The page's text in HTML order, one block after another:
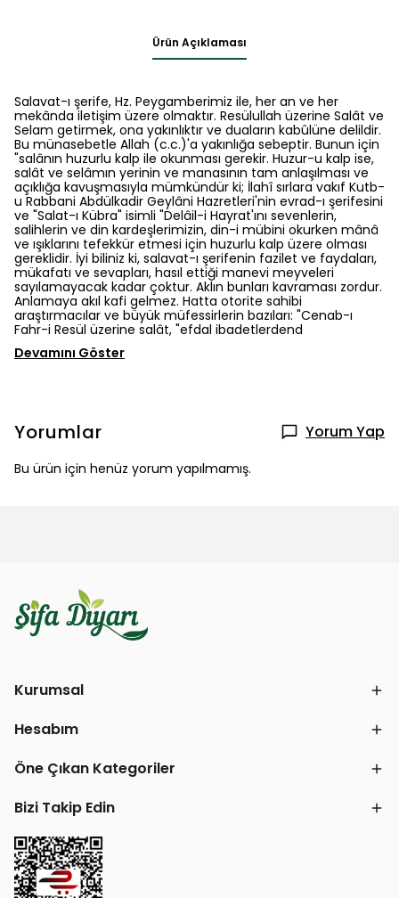
Ürün Açıklaması
Salavat-ı şerife, Hz. Peygamberimiz ile, her an ve her
mekânda iletişim üzere olmaktır. Resülullah üzerine Salât ve
Selam getirmek, ona yakınlıktır ve duaların kabûlüne delildir.
Bu münasebetle Allah (c.c.)'a yakınlığa sebeptir. Bunun için
"salânın huzurlu kalp ile okunması gerekir. Huzur-u kalp ise,
salât ve selâmın yerinin ve manasının tam anlaşılması ve
açıklığa kavuşmasıyla mümkündür ki; İlahî sırlara vakıf Kutb-
u Rabbani Abdülkadir Geylâni Hazretleri'nin evrad-ı şerifesini
ve "Salat-ı Kübra" isimli "Delâil-i Hayrat'ını sevenlerin,
salihlerin ve din kardeşlerimizin, din-i mübini okurken mânâ
ve ışıklarını tefekkür etmesi için huzurlu kalp üzere olması
gereklidir. İyi biliniz ki, salavat-ı şerifenin fazilet ve faydaları,
mükafatı ve sevapları, hasıl ettiği manevi meyveleri
sayılamayacak kadar çoktur. Aklın bunları kavraması zordur.
Anlamaya akıl kafi gelmez. Hatta otorite sahibi
araştırmacılar ve büyük müfessirlerin bazıları: "Cenab-ı
Fahr-i Resül üzerine salât, "efdal ibadetlerdend
Devamını Göster
Yorumlar Yorum Yap
Bu ürün için henüz yorum yapılmamış.
Kurumsal
Hesabım
Öne Çıkan Kategoriler
Bizi Takip Edin